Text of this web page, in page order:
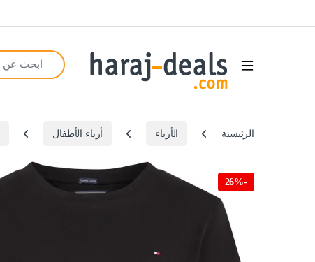
Open
Search for:
الرئيسية الأزياء أزياء الأطفال
-
26%